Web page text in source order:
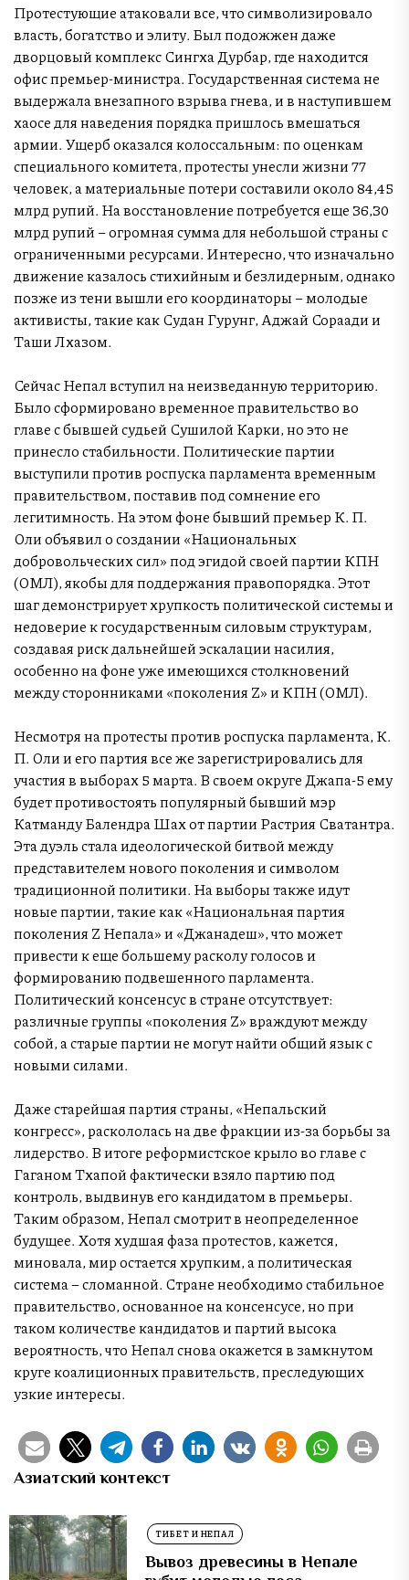
Протестующие атаковали все, что символизировало
власть, богатство и элиту. Был подожжен даже
дворцовый комплекс Сингха Дурбар, где находится
офис премьер-министра. Государственная система не
выдержала внезапного взрыва гнева, и в наступившем
хаосе для наведения порядка пришлось вмешаться
армии. Ущерб оказался колоссальным: по оценкам
специального комитета, протесты унесли жизни 77
человек, а материальные потери составили около 84,45
млрд рупий. На восстановление потребуется еще 36,30
млрд рупий – огромная сумма для небольшой страны с
ограниченными ресурсами. Интересно, что изначально
движение казалось стихийным и безлидерным, однако
позже из тени вышли его координаторы – молодые
активисты, такие как Судан Гурунг, Аджай Сораади и
Таши Лхазом.
Сейчас Непал вступил на неизведанную территорию.
Было сформировано временное правительство во
главе с бывшей судьей Сушилой Карки, но это не
принесло стабильности. Политические партии
выступили против роспуска парламента временным
правительством, поставив под сомнение его
легитимность. На этом фоне бывший премьер К. П.
Оли объявил о создании «Национальных
добровольческих сил» под эгидой своей партии КПН
(ОМЛ), якобы для поддержания правопорядка. Этот
шаг демонстрирует хрупкость политической системы и
недоверие к государственным силовым структурам,
создавая риск дальнейшей эскалации насилия,
особенно на фоне уже имеющихся столкновений
между сторонниками «поколения Z» и КПН (ОМЛ).
Несмотря на протесты против роспуска парламента, К.
П. Оли и его партия все же зарегистрировались для
участия в выборах 5 марта. В своем округе Джапа-5 ему
будет противостоять популярный бывший мэр
Катманду Балендра Шах от партии Растрия Сватантра.
Эта дуэль стала идеологической битвой между
представителем нового поколения и символом
традиционной политики. На выборы также идут
новые партии, такие как «Национальная партия
поколения Z Непала» и «Джанадеш», что может
привести к еще большему расколу голосов и
формированию подвешенного парламента.
Политический консенсус в стране отсутствует:
различные группы «поколения Z» враждуют между
собой, а старые партии не могут найти общий язык с
новыми силами.
Даже старейшая партия страны, «Непальский
конгресс», раскололась на две фракции из-за борьбы за
лидерство. В итоге реформистское крыло во главе с
Гаганом Тхапой фактически взяло партию под
контроль, выдвинув его кандидатом в премьеры.
Таким образом, Непал смотрит в неопределенное
будущее. Хотя худшая фаза протестов, кажется,
миновала, мир остается хрупким, а политическая
система – сломанной. Стране необходимо стабильное
правительство, основанное на консенсусе, но при
таком количестве кандидатов и партий высока
вероятность, что Непал снова окажется в замкнутом
круге коалиционных правительств, преследующих
узкие интересы.
Азиатский контекст
ТИБЕТ И НЕПАЛ
Вывоз древесины в Непале